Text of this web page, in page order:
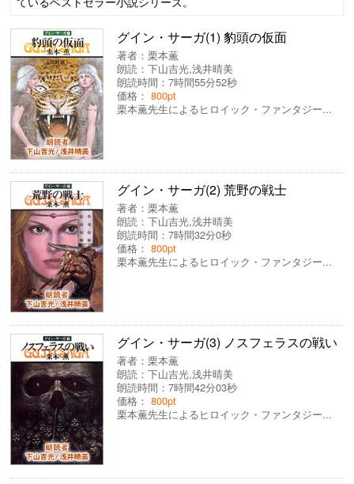
グイン・サーガ(1) 豹頭の仮面
著者：栗本薫
朗読：下山吉光,浅井晴美
朗読時間：7時間55分52秒
価格：800pt
栗本薫先生によるヒロイック・ファンタジー...
グイン・サーガ(2) 荒野の戦士
著者：栗本薫
朗読：下山吉光,浅井晴美
朗読時間：7時間32分0秒
価格：800pt
栗本薫先生によるヒロイック・ファンタジー...
グイン・サーガ(3) ノスフェラスの戦い
著者：栗本薫
朗読：下山吉光,浅井晴美
朗読時間：7時間42分03秒
価格：800pt
栗本薫先生によるヒロイック・ファンタジー...